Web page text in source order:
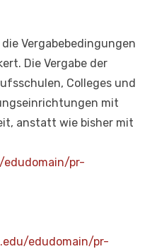
Vergabebedingungen
Die Vergabe der
Colleges und
mit
anstatt wie bisher mit
pr-
edudomain/pr-